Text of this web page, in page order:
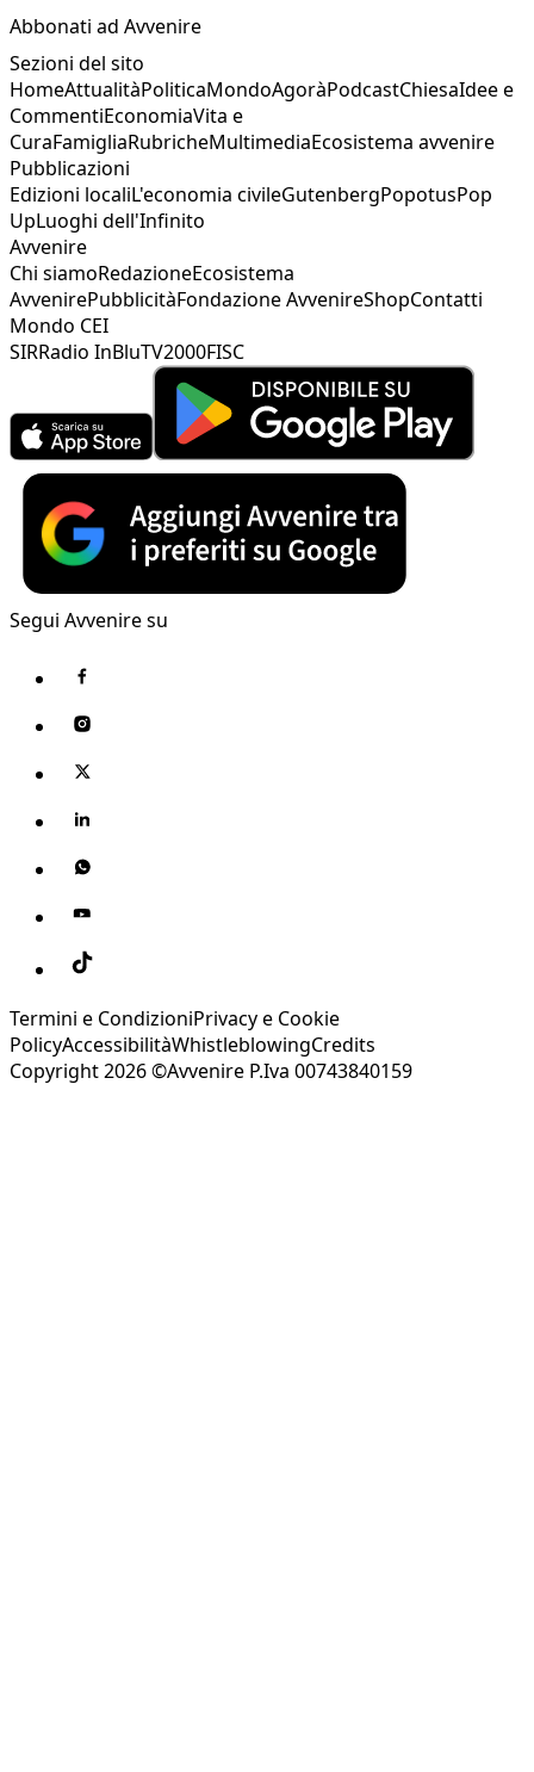
Abbonati ad Avvenire
Sezioni del sito
HomeAttualitàPoliticaMondoAgoràPodcastChiesaIdee e
CommentiEconomiaVita e
CuraFamigliaRubricheMultimediaEcosistema avvenire
Pubblicazioni
Edizioni localiL'economia civileGutenbergPopotusPop
UpLuoghi dell'Infinito
Avvenire
Chi siamoRedazioneEcosistema
AvvenirePubblicitàFondazione AvvenireShopContatti
Mondo CEI
SIRRadio InBluTV2000FISC
Segui Avvenire su
Termini e CondizioniPrivacy e Cookie
PolicyAccessibilitàWhistleblowingCredits
Copyright 2026 ©Avvenire P.Iva 00743840159